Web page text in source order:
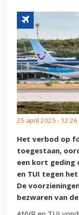
25 april 2025 -
Het verbod op
toegestaan,
een kort geding
en TUI tegen
De
bezwaren van